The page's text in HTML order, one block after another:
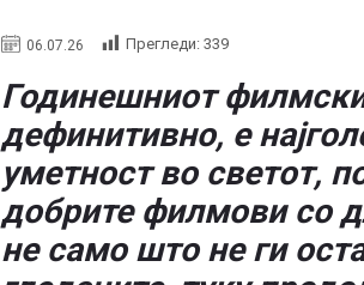
06.07.26 Прегледи: 339
Годинешниот
дефинитивно, е
уметност во светот,
добрите филмови со
не само што не ги